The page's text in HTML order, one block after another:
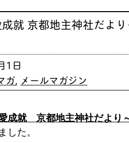
就 京都地主神社だよ
1日
ガ, メールマガジン
成就 京都地主神社だより
した。